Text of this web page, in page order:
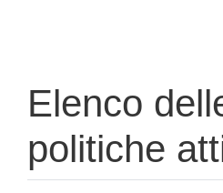
Elenco
politiche